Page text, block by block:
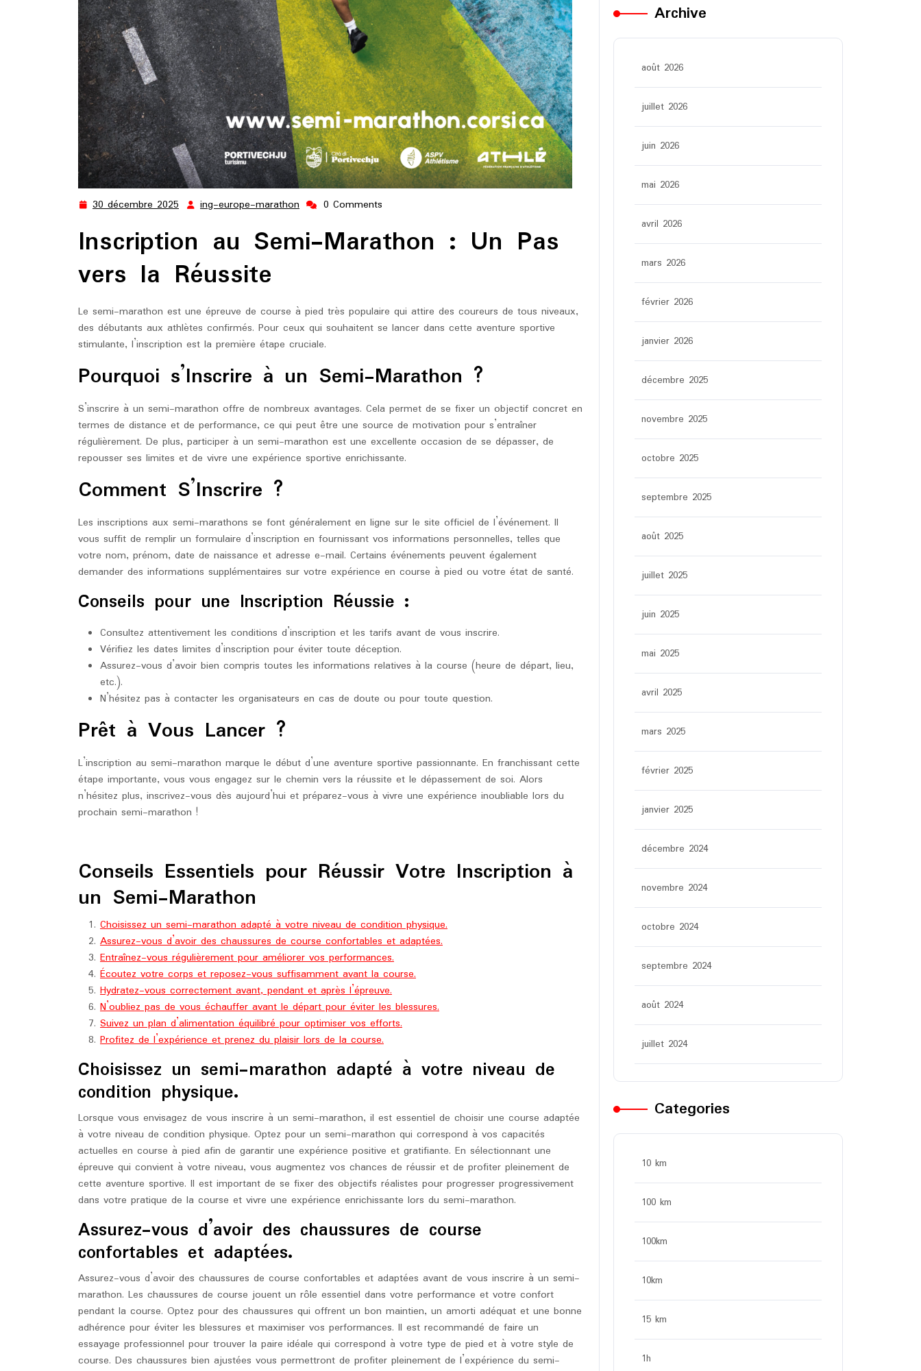
30 décembre 2025 30
2025
ing-europe-marathon ing-
marathon
0 Comments
Inscription au Semi-Marathon : Un Pas
vers la Réussite
Le semi-marathon est une épreuve de course à pied très populaire qui attire des coureurs de tous niveaux,
des débutants aux athlètes confirmés. Pour ceux qui souhaitent se lancer dans cette aventure sportive
stimulante, l’inscription est la première étape cruciale.
Pourquoi s’Inscrire à un Semi-Marathon ?
S’inscrire à un semi-marathon offre de nombreux avantages. Cela permet de se fixer un objectif concret en
termes de distance et de performance, ce qui peut être une source de motivation pour s’entraîner
régulièrement. De plus, participer à un semi-marathon est une excellente occasion de se dépasser, de
repousser ses limites et de vivre une expérience sportive enrichissante.
Comment S’Inscrire ?
Les inscriptions aux semi-marathons se font généralement en ligne sur le site officiel de l’événement. Il
vous suffit de remplir un formulaire d’inscription en fournissant vos informations personnelles, telles que
votre nom, prénom, date de naissance et adresse e-mail. Certains événements peuvent également
demander des informations supplémentaires sur votre expérience en course à pied ou votre état de santé.
Conseils pour une Inscription Réussie :
Consultez attentivement les conditions d’inscription et les tarifs avant de vous inscrire.
Vérifiez les dates limites d’inscription pour éviter toute déception.
Assurez-vous d’avoir bien compris toutes les informations relatives à la course (heure de départ, lieu,
etc.).
N’hésitez pas à contacter les organisateurs en cas de doute ou pour toute question.
Prêt à Vous Lancer ?
L’inscription au semi-marathon marque le début d’une aventure sportive passionnante. En franchissant cette
étape importante, vous vous engagez sur le chemin vers la réussite et le dépassement de soi. Alors
n’hésitez plus, inscrivez-vous dès aujourd’hui et préparez-vous à vivre une expérience inoubliable lors du
prochain semi-marathon !
Conseils Essentiels pour Réussir Votre Inscription à
un Semi-Marathon
Choisissez un semi-marathon adapté à votre niveau de condition physique.
Assurez-vous d’avoir des chaussures de course confortables et adaptées.
Entraînez-vous régulièrement pour améliorer vos performances.
Écoutez votre corps et reposez-vous suffisamment avant la course.
Hydratez-vous correctement avant, pendant et après l’épreuve.
N’oubliez pas de vous échauffer avant le départ pour éviter les blessures.
Suivez un plan d’alimentation équilibré pour optimiser vos efforts.
Profitez de l’expérience et prenez du plaisir lors de la course.
Choisissez un semi-marathon adapté à votre niveau de
condition physique.
Lorsque vous envisagez de vous inscrire à un semi-marathon, il est essentiel de choisir une course adaptée
à votre niveau de condition physique. Optez pour un semi-marathon qui correspond à vos capacités
actuelles en course à pied afin de garantir une expérience positive et gratifiante. En sélectionnant une
épreuve qui convient à votre niveau, vous augmentez vos chances de réussir et de profiter pleinement de
cette aventure sportive. Il est important de se fixer des objectifs réalistes pour progresser progressivement
dans votre pratique de la course et vivre une expérience enrichissante lors du semi-marathon.
Assurez-vous d’avoir des chaussures de course
confortables et adaptées.
Assurez-vous d’avoir des chaussures de course confortables et adaptées avant de vous inscrire à un semi-
marathon. Les chaussures de course jouent un rôle essentiel dans votre performance et votre confort
pendant la course. Optez pour des chaussures qui offrent un bon maintien, un amorti adéquat et une bonne
adhérence pour éviter les blessures et maximiser vos performances. Il est recommandé de faire un
essayage professionnel pour trouver la paire idéale qui correspond à votre type de pied et à votre style de
course. Des chaussures bien ajustées vous permettront de profiter pleinement de l’expérience du semi-
Archive
août 2026
juillet 2026
juin 2026
mai 2026
avril 2026
mars 2026
février 2026
janvier 2026
décembre 2025
novembre 2025
octobre 2025
septembre 2025
août 2025
juillet 2025
juin 2025
mai 2025
avril 2025
mars 2025
février 2025
janvier 2025
décembre 2024
novembre 2024
octobre 2024
septembre 2024
août 2024
juillet 2024
Categories
10 km
100 km
100km
10km
15 km
1h